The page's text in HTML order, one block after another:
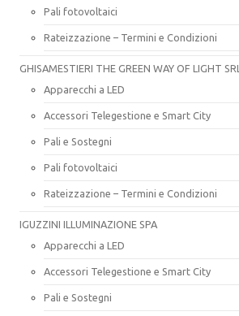
Pali fotovoltaici
Rateizzazione – Termini e Condizioni
GHISAMESTIERI THE GREEN WAY OF LIGHT SRL
Apparecchi a LED
Accessori Telegestione e Smart City
Pali e Sostegni
Pali fotovoltaici
Rateizzazione – Termini e Condizioni
IGUZZINI ILLUMINAZIONE SPA
Apparecchi a LED
Accessori Telegestione e Smart City
Pali e Sostegni